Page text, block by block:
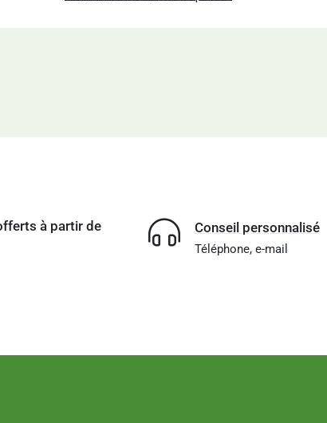
à partir de
Conseil personnalisé
Téléphone, e-mail